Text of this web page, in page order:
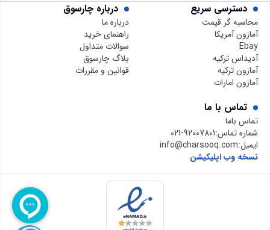
دسترسی سریع
محاسبه گر قیمت
آمازون آمریکا
Ebay
آدیداس ترکیه
آمازون ترکیه
آمازون امارات
درباره چارسوق
درباره ما
راهنمای خرید
سوالات متداول
بلاگ چارسوق
قوانین و مقررات
تماس با ما
تماس باما
شماره تماس:021-92007801
ایمیل:info@charsooq.com
نسخه وب اپلیکیشن